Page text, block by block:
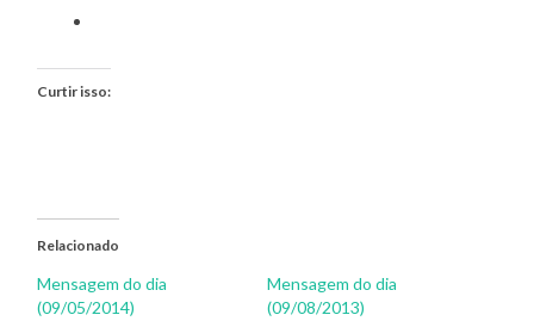
Curtir isso:
Relacionado
Mensagem do dia
(09/05/2014)
Mensagem do dia
(09/08/2013)